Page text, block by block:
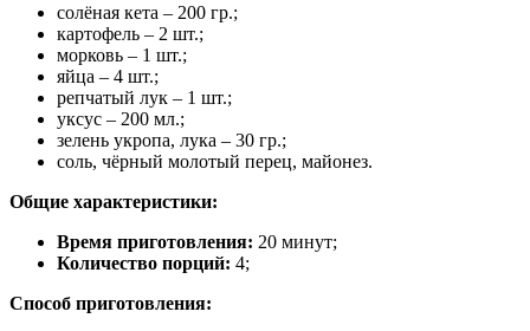
солёная кета – 200 гр.;
картофель – 2 шт.;
морковь – 1 шт.;
яйца – 4 шт.;
репчатый лук – 1 шт.;
уксус – 200 мл.;
зелень укропа, лука – 30 гр.;
соль, чёрный молотый перец, майонез.
Общие характеристики:
Время приготовления: 20 минут;
Количество порций: 4;
Способ приготовления: